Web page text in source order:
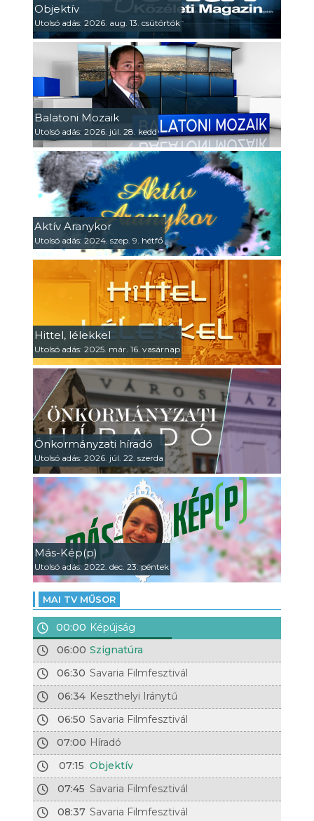
Objektív
Utolsó adás: 2026. aug. 13. csütörtök
Balatoni Mozaik
Utolsó adás: 2026. júl. 28. kedd
Aktív Aranykor
Utolsó adás: 2024. szep. 9. hétfő
Hittel, lélekkel
Utolsó adás: 2025. már. 16. vasárnap
Önkormányzati híradó
Utolsó adás: 2026. júl. 22. szerda
Más-Kép(p)
Utolsó adás: 2022. dec. 23. péntek
MAI TV MŰSOR
00:00 Képújság
06:00 Szignatúra
06:30 Savaria Filmfesztivál
06:34 Keszthelyi Iránytű
06:50 Savaria Filmfesztivál
07:00 Híradó
07:15 Objektív
07:45 Savaria Filmfesztivál
08:37 Savaria Filmfesztivál